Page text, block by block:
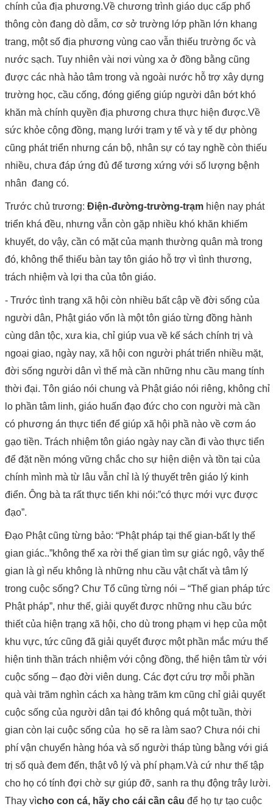
chính của địa phương.Về chương trình giáo dục cấp phổ
thông còn đang dò dẫm, cơ sở trường lớp phần lớn khang
trang, một số địa phương vùng cao vẫn thiếu trường ốc và
nước sạch. Tuy nhiên vài nơi vùng xa ở đồng bằng cũng
được các nhà hảo tâm trong và ngoài nước hỗ trợ xây dựng
trường học, cầu cống, đóng giếng giúp người dân bớt khó
khăn mà chính quyền địa phương chưa thực hiện được.Về
sức khỏe cộng đồng, mạng lưới trạm y tế và y tế dự phòng
cũng phát triển nhưng cán bộ, nhân sự có tay nghề còn thiếu
nhiều, chưa đáp ứng đủ để tương xứng với số lượng bệnh
nhân đang có.
Trước chủ trương: Điện-đường-trường-trạm hiện nay phát
triển khá đều, nhưng vẫn còn gặp nhiều khó khăn khiếm
khuyết, do vậy, cần có mặt của mạnh thường quân mà trong
đó, không thể thiếu bàn tay tôn giáo hỗ trợ vì tình thương,
trách nhiệm và lợi tha của tôn giáo.
- Trước tình trạng xã hội còn nhiều bất cập về đời sống của
người dân, Phật giáo vốn là một tôn giáo từng đồng hành
cùng dân tộc, xưa kia, chỉ giúp vua về kế sách chính trị và
ngoại giao, ngày nay, xã hội con người phát triển nhiều mặt,
đời sống người dân vì thế mà cần những nhu cầu mang tính
thời đại. Tôn giáo nói chung và Phật giáo nói riêng, không chỉ
lo phần tâm linh, giáo huấn đạo đức cho con người mà cần
có phương án thực tiển để giúp xã hội phầ nào về cơm áo
gạo tiền. Trách nhiệm tôn giáo ngày nay cần đi vào thực tiển
để đặt nền móng vững chắc cho sự hiện diện và tồn tại của
chính mình mà từ lâu vẫn chỉ là lý thuyết trên giáo lý kinh
điển. Ông bà ta rất thực tiển khi nói:”có thực mới vực được
đạo”.
Đạo Phật cũng từng bảo: “Phật pháp tại thế gian-bất ly thế
gian giác..”không thể xa rời thế gian tìm sự giác ngộ, vậy thế
gian là gì nếu không là những nhu cầu vật chất và tâm lý
trong cuộc sống? Chư Tổ cũng từng nói – “Thế gian pháp tức
Phật pháp”, như thế, giải quyết được những nhu cầu bức
thiết của hiện trạng xã hội, cho dù trong phạm vi hẹp của một
khu vực, tức cũng đã giải quyết được một phần mắc mứu thể
hiện tinh thần trách nhiệm với cộng đồng, thể hiện tâm từ với
cuộc sống – đạo đời viên dung. Các đợt cứu trợ mỗi phần
quà vài trăm nghìn cách xa hàng trăm km cũng chỉ giải quyết
cuộc sống của người dân tại đó không quá một tuần, thời
gian còn lại cuộc sống của họ sẽ ra làm sao? Chưa nói chi
phí vận chuyển hàng hóa và số người tháp tùng bằng với giá
trị số quà đem đến, thật vô lý và phí phạm.Và cứ như thế tập
cho họ có tính đợi chờ sự giúp đỡ, sanh ra thụ động trây lười.
Thay vìcho con cá, hãy cho cái cần câu để họ tự tạo cuộc